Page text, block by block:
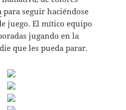
para seguir haciéndose
juego. El mítico equipo
jugando en la
que les pueda parar.